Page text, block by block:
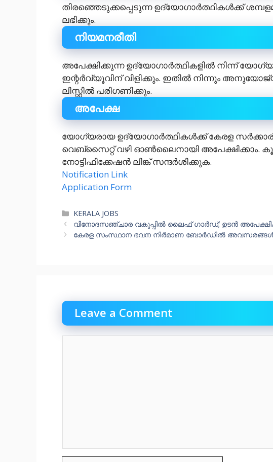
തിരഞ്ഞെടുക്കപ്പെടുന്ന ഉദ്യോഗാർത്ഥികൾക്ക്
ലഭിക്കും.
നിയമനരീതി
അപേക്ഷിക്കുന്ന ഉദ്യോഗാർത്ഥികളിൽ നിന്ന്
ഇന്റർവ്യൂവിന് വിളിക്കും. ഇതിൽ നിന്നും
ലിസ്റ്റിൽ പരിഗണിക്കും.
അപേക്ഷ
യോഗ്യരായ ഉദ്യോഗാർത്ഥികൾക്ക് കേരള
വെബ്സൈറ്റ് വഴി ഓൺലൈനായി അപേക്ഷിക്കാം.
നോട്ടിഫിക്കേഷൻ ലിങ്ക് സന്ദർശിക്കുക.
Notification Link
Application Form
Categories
KERALA JOBS
വിനോദസഞ്ചാര വകുപ്പിൽ ലൈഫ് ഗാർഡ്; ഉടൻ
കേരള സംസ്ഥാന ഭവന നിർമാണ ബോർഡിൽ അവസരങ്ങൾ;
Leave a Comment